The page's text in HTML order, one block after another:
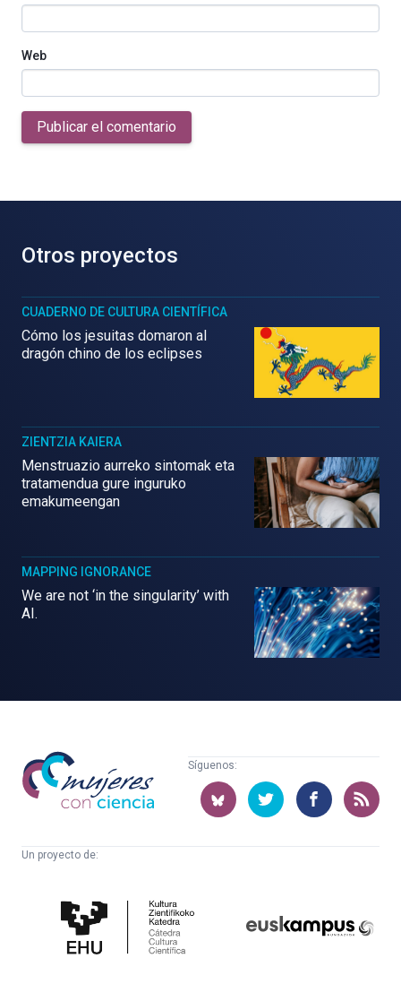
Web
Publicar el comentario
Otros proyectos
CUADERNO DE CULTURA CIENTÍFICA
Cómo los jesuitas domaron al
dragón chino de los eclipses
ZIENTZIA KAIERA
Menstruazio aurreko sintomak eta
tratamendua gure inguruko
emakumeengan
MAPPING IGNORANCE
We are not ‘in the singularity’ with
AI.
Mujeres
con
ciencia
Síguenos:
Un proyecto de:
Cultura
Científica